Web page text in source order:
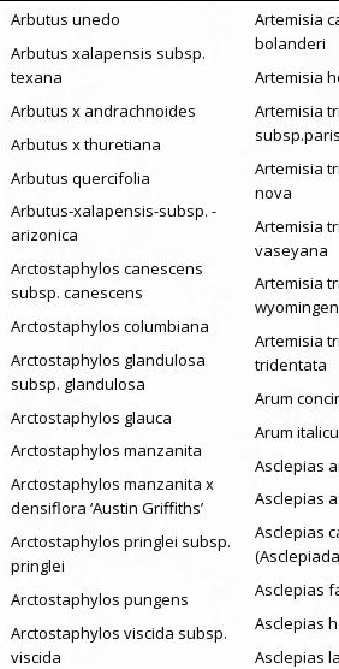
Arbutus unedo
Arbutus xalapensis subsp.
texana
Arbutus x andrachnoides
Arbutus x thuretiana
Arbutus quercifolia
Arbutus-xalapensis-subsp. -
arizonica
Arctostaphylos canescens
subsp. canescens
Arctostaphylos columbiana
Arctostaphylos glandulosa
subsp. glandulosa
Arctostaphylos glauca
Arctostaphylos manzanita
Arctostaphylos manzanita x
densiflora ‘Austin Griffiths’
Arctostaphylos pringlei subsp.
pringlei
Arctostaphylos pungens
Arctostaphylos viscida subsp.
viscida
Artemisia
bolanderi
Artemisia
Artemisia
Artemisia
nova
Artemisia
vaseyana
Artemisia
Artemisia
tridentata
Arum
Arum
Asclepias
Asclepias
Asclepias
Asclepias
Asclepias
Asclepias